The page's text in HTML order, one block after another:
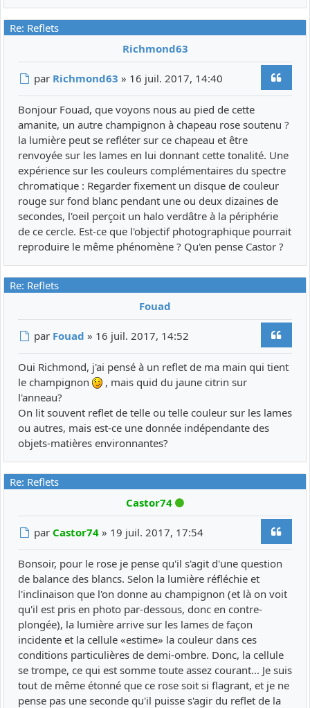
Re: Reflets
Richmond63
Message
par Richmond63 » 16 juil. 2017, 14:40
Bonjour Fouad, que voyons nous au pied de cette
amanite, un autre champignon à chapeau rose soutenu ?
la lumière peut se refléter sur ce chapeau et être
renvoyée sur les lames en lui donnant cette tonalité. Une
expérience sur les couleurs complémentaires du spectre
chromatique : Regarder fixement un disque de couleur
rouge sur fond blanc pendant une ou deux dizaines de
secondes, l'oeil perçoit un halo verdâtre à la périphérie
de ce cercle. Est-ce que l'objectif photographique pourrait
reproduire le même phénomène ? Qu'en pense Castor ?
Re: Reflets
Fouad
Message
par Fouad » 16 juil. 2017, 14:52
Oui Richmond, j'ai pensé à un reflet de ma main qui tient
le champignon
, mais quid du jaune citrin sur
l'anneau?
On lit souvent reflet de telle ou telle couleur sur les lames
ou autres, mais est-ce une donnée indépendante des
objets-matières environnantes?
Re: Reflets
Castor74
En ligne
Message
par Castor74 » 19 juil. 2017, 17:54
Bonsoir, pour le rose je pense qu'il s'agit d'une question
de balance des blancs. Selon la lumière réfléchie et
l'inclinaison que l'on donne au champignon (et là on voit
qu'il est pris en photo par-dessous, donc en contre-
plongée), la lumière arrive sur les lames de façon
incidente et la cellule «estime» la couleur dans ces
conditions particulières de demi-ombre. Donc, la cellule
se trompe, ce qui est somme toute assez courant... Je suis
tout de même étonné que ce rose soit si flagrant, et je ne
pense pas une seconde qu'il puisse s'agir du reflet de la